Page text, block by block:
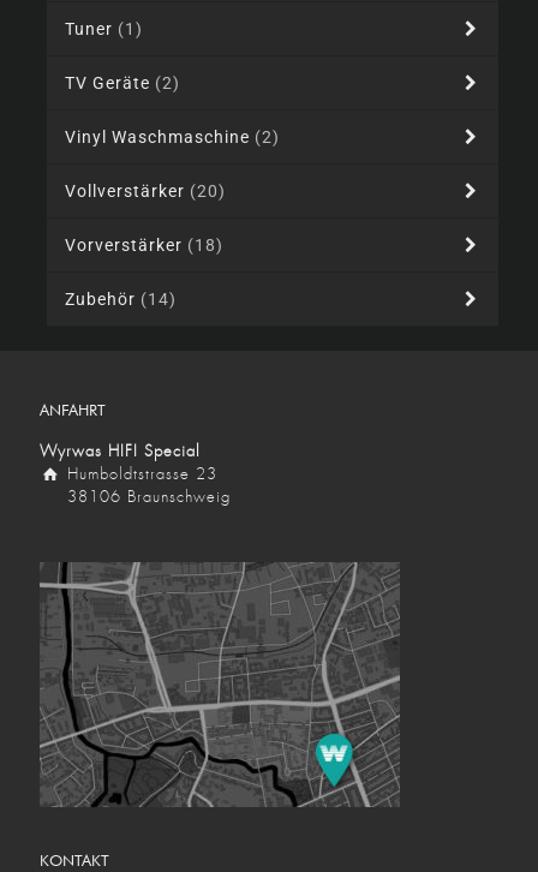
Tuner (1)
TV Geräte (2)
Vinyl Waschmaschine (2)
Vollverstärker (20)
Vorverstärker (18)
Zubehör (14)
ANFAHRT
Wyrwas HIFI Special
Humboldtstrasse 23
38106 Braunschweig
KONTAKT